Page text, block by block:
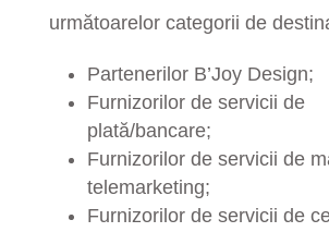
următoarelor categorii de
Partenerilor B’Joy Design;
Furnizorilor de servicii de
plată/bancare;
Furnizorilor de servicii de
telemarketing;
Furnizorilor de servicii de